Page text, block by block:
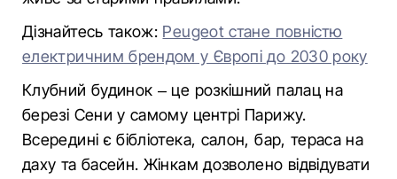
Дізнайтесь також: Peugeot стане повністю
електричним брендом у Європі до 2030 року
Клубний будинок – це розкішний палац на
березі Сени у самому центрі Парижу.
Всередині є бібліотека, салон, бар, тераса на
даху та басейн. Жінкам дозволено відвідувати